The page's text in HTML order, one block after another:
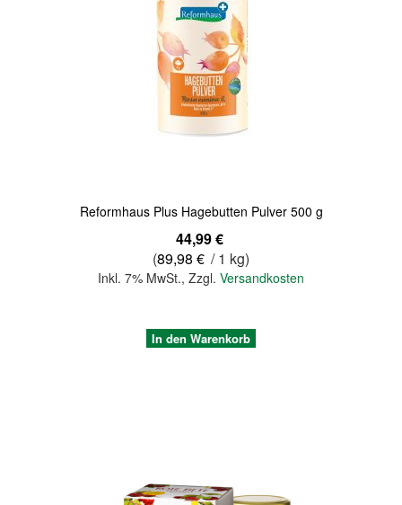
Reformhaus Plus Hagebutten Pulver 500 g
44,99 €
(89,98 € / 1 kg)
Inkl. 7% MwSt., Zzgl. Versandkosten
In den Warenkorb